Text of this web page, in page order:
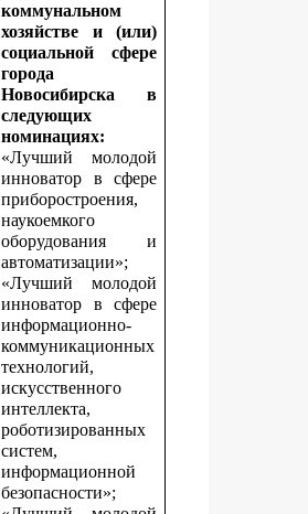
коммунальном
хозяйстве и (или)
социальной сфере
города
Новосибирска в
следующих
номинациях:
«Лучший молодой
инноватор в сфере
приборостроения,
наукоемкого
оборудования и
автоматизации»;
«Лучший молодой
инноватор в сфере
информационно-
коммуникационных
технологий,
искусственного
интеллекта,
роботизированных
систем,
информационной
безопасности»;